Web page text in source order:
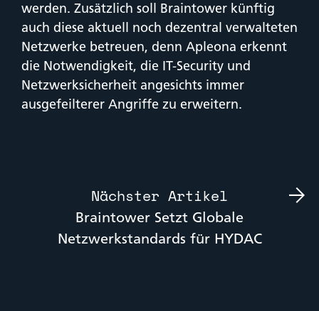
werden. Zusätzlich soll Braintower künftig
auch diese aktuell noch dezentral verwalteten
Netzwerke betreuen, denn Apleona erkennt
die Notwendigkeit, die IT-Security und
Netzwerksicherheit angesichts immer
ausgefeilterer Angriffe zu erweitern.
Nächster Artikel
Braintower Setzt Globale
Netzwerkstandards für HYDAC